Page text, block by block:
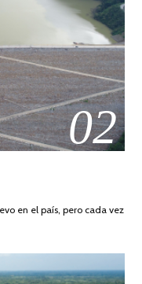
02
en el país, pero cada vez